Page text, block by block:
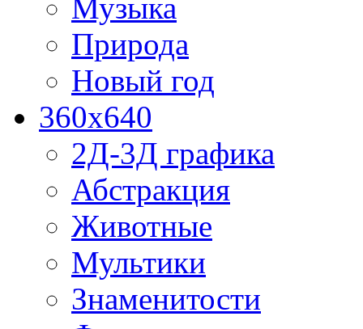
Музыка
Природа
Новый год
360x640
2Д-3Д графика
Абстракция
Животные
Мультики
Знаменитости